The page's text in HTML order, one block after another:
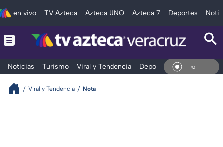
en vivo TV Azteca Azteca UNO Azteca 7 Deportes
Noticias Turismo Viral y Tendencia Deportes Espectáculos
En
Viral y Tendencia Nota